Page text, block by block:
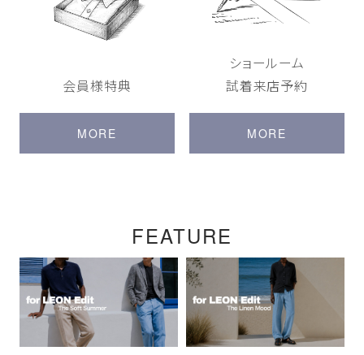
会員様特典
MORE
ショールーム
試着来店予約
MORE
FEATURE